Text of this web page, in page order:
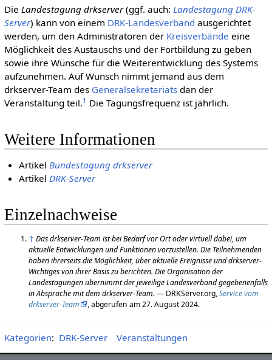
Die Landestagung drkserver(ggf. auch: Landestagung DRK-
Server) kann von einem DRK-Landesverband ausgerichtet
werden, um den Administratoren der Kreis­verbände eine
Möglichkeit des Austauschs und der Fortbildung zu geben
sowie ihre Wünsche für die Weiterentwicklung des Systems
aufzunehmen. Auf Wunsch nimmt jemand aus dem
drkserver-Team des Generalsekretariatsdan der
Veranstaltung teil.1 Die Tagungsfrequenz ist jährlich.
Weitere Informationen
ArtikelBundestagung drkserver
ArtikelDRK-Server
Einzelnachweise
↑ Das drkserver-Team ist bei Bedarf vor Ort oder virtuell dabei, um
aktuelle Entwicklungen und Funktionen vorzustellen. Die Teilnehmenden
haben ihrerseits die Möglichkeit, über aktuelle Ereignisse und drkserver-
Wichtiges von ihrer Basis zu berichten. Die Organisation der
Landestagungen übernimmt der jeweilige Landesverband gegebenenfalls
in Absprache mit dem drkserver-Team. — DRKServer.org,Service vom
drkserver-Team
, abgerufen am 27. August 2024.
Kategorien: DRK-Server Veranstaltungen